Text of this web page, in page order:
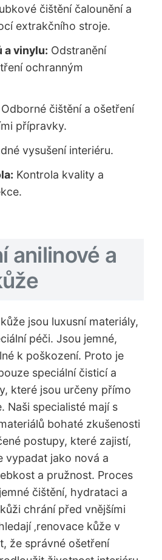
čištění čalounění a
extrakčního stroje.
a vinylu: Odstranění
ochranným
Odborné čištění a ošetření
přípravky.
vysušení interiéru.
Kontrola kvality a
anilinové a
jsou luxusní materiály,
péči. Jsou jemné,
k poškození. Proto je
speciální čisticí a
které jsou určeny přímo
Naši specialisté mají s
bohaté zkušenosti
postupy, které zajistí,
vypadat jako nová a
a pružnost. Proces
čištění, hydrataci a
chrání před vnějšími
‚renovace kůže v
že správné ošetření